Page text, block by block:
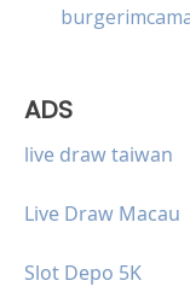
ADS
live draw taiwan
Live Draw Macau
Slot Depo 5K